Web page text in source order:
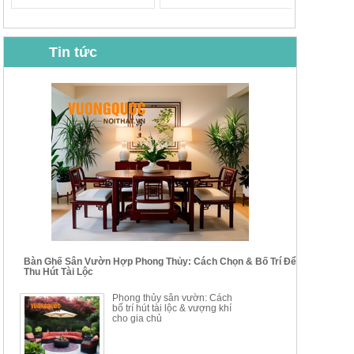
BỘ BÀN GHẾ CAFE NHẬP
KHẨU CAO CẤP HOY7006
Mã sp: BT135
14.178.750đ
24.700.000đ
BỘ BÀN TRÀ GỖ TỰ NHIÊN
PHONG CÁCH TRUNG HOA
KIỂU MỚI...
Mã sp: BT138.80
20.250.000đ
39.150.000đ
BỘ BÀN TRÀ GỖ PHONG
CÁCH MỚI KẾT HỢP KHAY
NHÚNG TRÀ YDX
Mã sp: BT150.46
17.617.500đ
BỘ BÀN GHẾ CAFE KIỂU
DÁNG ĐƠN GIẢN HIỆN ĐẠI
HOY8010
Tin tức
Bàn Ghế Sân Vườn Hợp Phong Thủy: Cách Chọn & Bố Trí Để
Thu Hút Tài Lộc
Phong thủy sân vườn: Cách
bố trí hút tài lộc & vượng khí
cho gia chủ